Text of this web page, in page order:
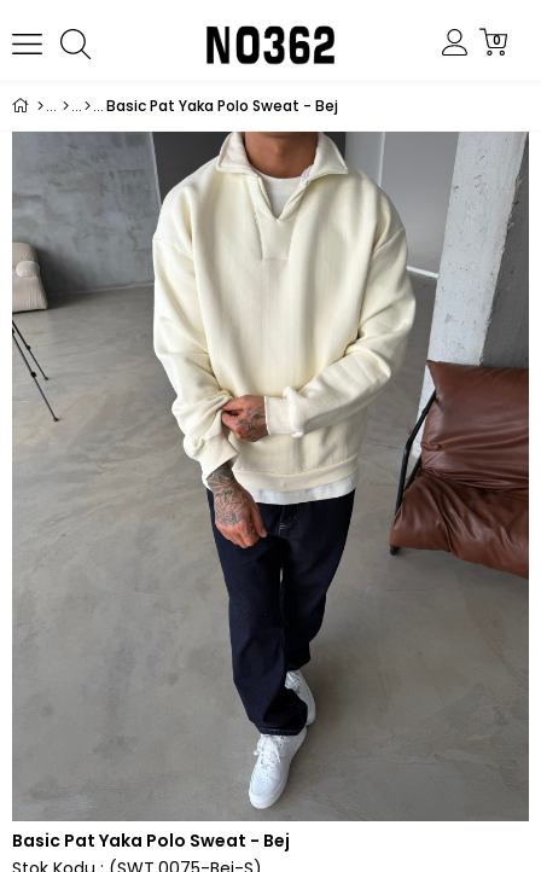
0
Basic Pat Yaka Polo Sweat - Bej
Basic Pat Yaka Polo Sweat - Bej